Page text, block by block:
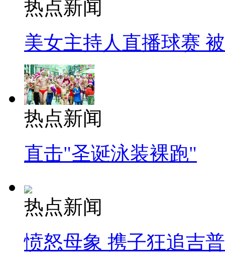
热点新闻
美女主持人直播球赛
热点新闻
直击"圣诞泳装裸跑"
热点新闻
愤怒母象 携子狂追吉